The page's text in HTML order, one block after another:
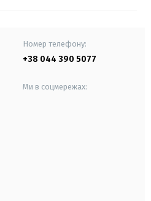
Номер телефону:
+38 044 390 5077
Ми в соцмережах: